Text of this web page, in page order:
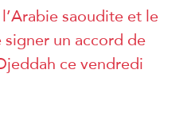
saoudite et le
un accord de
ce vendredi